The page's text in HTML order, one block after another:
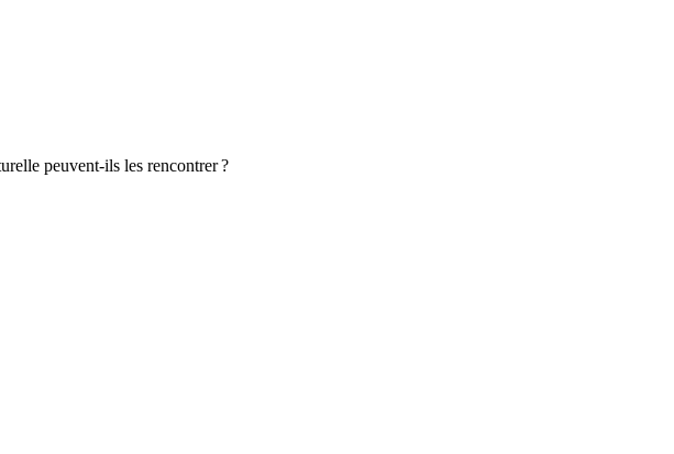
peuvent-ils les rencontrer ?